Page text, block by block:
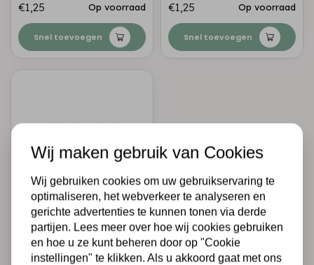
€1,25 Op voorraad
Snel toevoegen
€1,25 Op voorraad
Snel toevoegen
STAMPERIA
Deco tape cm.
2x10m - White lace
on red
Wij maken gebruik van Cookies
Wij gebruiken cookies om uw gebruikservaring te
optimaliseren, het webverkeer te analyseren en
gerichte advertenties te kunnen tonen via derde
partijen. Lees meer over hoe wij cookies gebruiken
en hoe u ze kunt beheren door op "Cookie
instellingen" te klikken. Als u akkoord gaat met ons